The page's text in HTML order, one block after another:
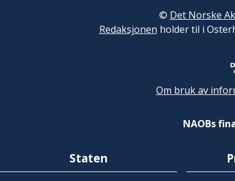
© Det Norske
Redaksjonen holder til i
Om bruk av
NAOBs
Staten